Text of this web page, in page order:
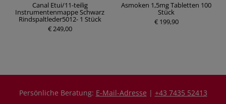
Canal Etui/11-teilig
Instrumentenmappe Schwarz
Rindspaltleder5012- 1 Stück
€ 249,00
Asmoken 1,5mg Tabletten 100
Stück
€ 199,90
P
r
Persönliche Beratung: E-Mail-Adresse | +43 7435 52413